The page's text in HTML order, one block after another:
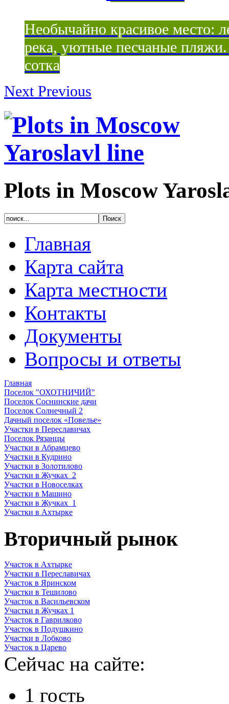
Необычайно красивое место:
река, уютные песчаные
сотка
Next Previous
Plots in Moscow
Главная
Карта сайта
Карта местности
Контакты
Документы
Вопросы и ответы
Главная
Поселок "ОХОТНИЧИЙ"
Поселок Соснинские дачи
Поселок Солнечный 2
Дачный поселок «Повелье»
Участки в Переславичах
Поселок Рязанцы
Участки в Абрамцево
Участки в Кудрино
Участки в Золотилово
Участки в Жучках_2
Участки в Новоселках
Участки в Машино
Участки в Жучках_1
Участки в Ахтырке
Вторичный рынок
Участок в Ахтырке
Участки в Переславичах
Участок в Яринском
Участки в Тешилово
Участок в Васильевском
Участки в Жучках 1
Участок в Гаврилково
Участок в Подушкино
Участки в Лобково
Участок в Царево
Сейчас на сайте:
1 гость